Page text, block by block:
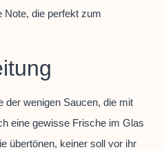
Note, die perfekt zum
der wenigen Saucen, die mit
eine gewisse Frische im Glas
übertönen, keiner soll vor ihr